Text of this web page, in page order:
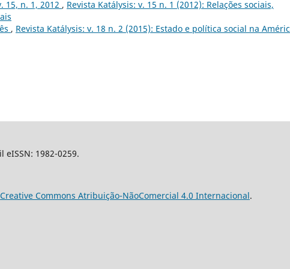
15, n. 1, 2012 , Revista Katálysis: v. 15 n. 1 (2012): Relações sociais,
, Revista Katálysis: v. 18 n. 2 (2015): Estado e política social na
eISSN: 1982-0259.
Creative Commons Atribuição-NãoComercial 4.0 Internacional.